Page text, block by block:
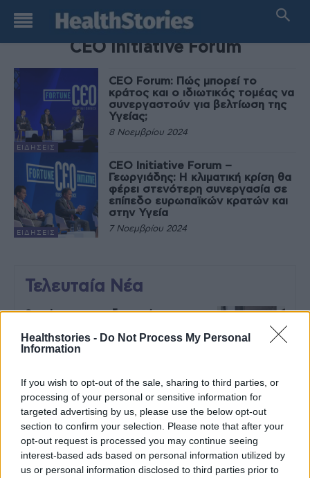
Healthstories - Do Not Process My Personal
Information
If you wish to opt-out of the sale, sharing to third parties, or
processing of your personal or sensitive information for
targeted advertising by us, please use the below opt-out
section to confirm your selection. Please note that after your
opt-out request is processed you may continue seeing
interest-based ads based on personal information utilized by
us or personal information disclosed to third parties prior to
TAG
CEO Initiative Forum
ΕΙΔΉΣΕΙΣ
CEO Forum: Πώς μπορεί το
κράτος και ο ιδιωτικός τομέας να
συνεργαστούν για βελτίωση της
Υγείας;
8 Νοεμβρίου 2024
ΕΙΔΉΣΕΙΣ
CEO Initiative Forum –
Γεωργιάδης: Η κλιματική κρίση θα
φέρει στενότερη συνεργασία σε
επίπεδο ευρωπαϊκών κρατών και
στην Υγεία
7 Νοεμβρίου 2024
Τελευταία Νέα
9 πράγματα που δεν πρέπει να
27 Φεβρουαρίου 2026
Πάνω από 100 μωρά έχουν
γεννηθεί μέσω εξωσωματικής, με
την υποστήριξη της Be-Live
27 Φεβρουαρίου 2026